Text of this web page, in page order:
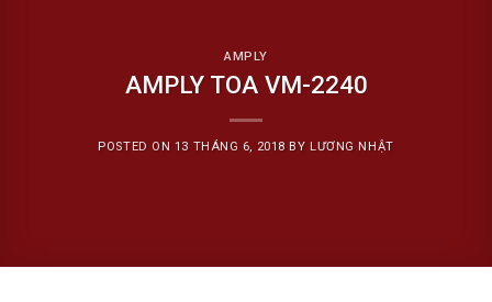
AMPLY
AMPLY TOA VM-2240
POSTED ON 13 THÁNG 6, 2018 BY LƯƠNG NHẬT